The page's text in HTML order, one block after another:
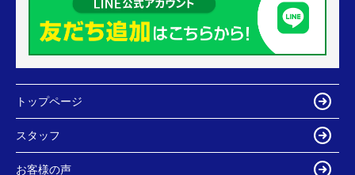
トップページ
スタッフ
お客様の声